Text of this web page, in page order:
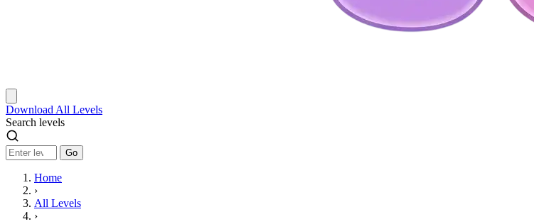
Download All Levels
Search levels
Go
Home
›
All Levels
›